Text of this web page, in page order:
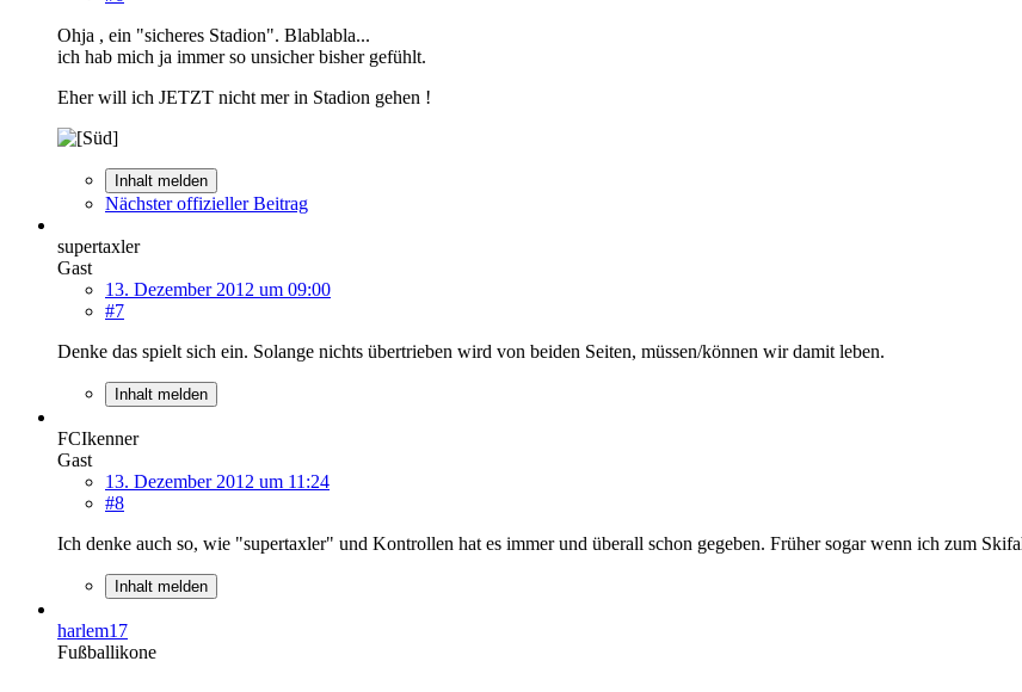
Ohja , ein "sicheres Stadion". Blablabla...
ich hab mich ja immer so unsicher bisher gefühlt.
Eher will ich JETZT nicht mer in Stadion gehen !
Inhalt melden
Nächster offizieller Beitrag
supertaxler
Gast
13. Dezember 2012 um 09:00
#7
Denke das spielt sich ein. Solange nichts übertrieben wird von beiden Seiten, müssen/können wir damit leben.
Inhalt melden
FCIkenner
Gast
13. Dezember 2012 um 11:24
#8
Ich denke auch so, wie "supertaxler" und Kontrollen hat es immer und überall schon gegeben. Früher sogar wenn ich zum
Inhalt melden
harlem17
Fußballikone